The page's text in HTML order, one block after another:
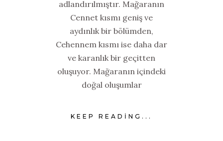
adlandırılmıştır. Mağaranın
Cennet kısmı geniş ve
aydınlık bir bölümden,
Cehennem kısmı ise daha dar
ve karanlık bir geçitten
oluşuyor. Mağaranın içindeki
doğal oluşumlar
KEEP READING...